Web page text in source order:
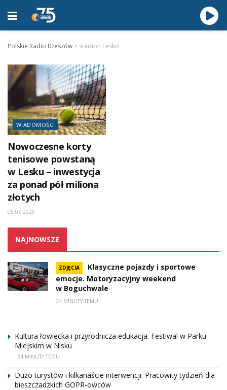
Polskie Radio Rzeszów > stadion Lesko
WIADOMOŚCI
Nowoczesne korty
tenisowe powstaną
w Lesku – inwestycja
za ponad pół miliona
złotych
05.07.2025
NAJNOWSZE
ZDJĘCIA
Klasyczne pojazdy i sportowe
emocje. Motoryzacyjny weekend
w Boguchwale
24 MINUTY TEMU
Kultura łowiecka i przyrodnicza edukacja. Festiwal w Parku
Miejskim w Nisku
34 MINUTY TEMU
Dużo turystów i kilkanaście interwencji. Pracowity tydzień dla
bieszczadzkich GOPR-owców